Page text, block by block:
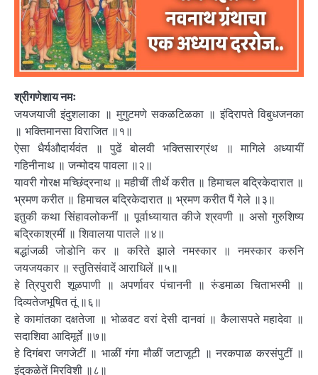
श्रीगणेशाय नमः
जयजयाजी इंदुशलाका ॥ मुगुटमणे सकळटिळका ॥ इंदिरापते विबुधजनका
॥ भक्तिमानसा विराजित ॥१॥
ऐसा धैर्यऔदार्यवंत ॥ पुढें बोलवी भक्तिसारग्रंथ ॥ मागिले अध्यायीं
गहिनीनाथ ॥ जन्मोदय पावला ॥२॥
यावरी गोरक्ष मच्छिंद्रनाथ ॥ महीचीं तीर्थे करीत ॥ हिमाचल बद्रिकेदारात ॥
भ्रमण करीत ॥ हिमाचल बद्रिकेदारात ॥ भ्रमण करीत पैं गेले ॥३॥
इतुकी कथा सिंहावलोकनीं ॥ पूर्वाध्यायात कीजे श्रवणी ॥ असो गुरुशिष्य
बद्रिकाश्रमीं ॥ शिवालया पातले ॥४॥
बद्धांजळी जोडोनि कर ॥ करिते झाले नमस्कार ॥ नमस्कार करुनि
जयजयकार ॥ स्तुतिसंवादें आराधिलें ॥५॥
हे त्रिपुरारी शूळपाणी ॥ अपर्णावर पंचाननी ॥ रुंडमाळा चिताभस्मी ॥
दिव्यतेजभूषित तूं ॥६॥
हे कामांतका दक्षतेजा ॥ भोळवट वरां देसी दानवां ॥ कैलासपते महादेवा ॥
सदाशिवा आदिमूर्ते ॥७॥
हे दिगंबरा जगजेटीं ॥ भाळीं गंगा मौळीं जटाजूटी ॥ नरकपाळ करसंपुटीं ॥
इंदुकळेतें मिरविशी ॥८॥